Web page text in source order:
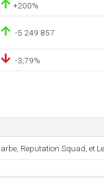
+200%
-5 249 857
-3,79%
Reputation Squad, et